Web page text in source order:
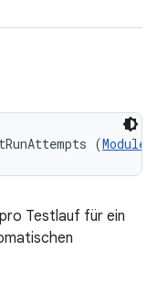
(
Testlauf für ein